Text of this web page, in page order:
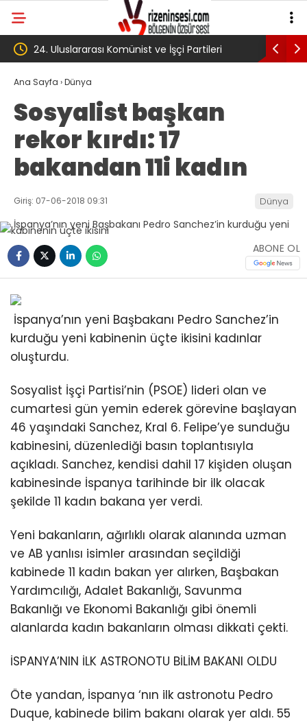
ve İşçi Partileri ‘Çerçeve yasa’ kanun teklifi Adalet
Ana Sayfa ›Dünya
Sosyalist başkan
rekor kırdı: 17
bakandan 11i kadın
Giriş: 07-06-2018 09:31 Dünya
ABONE OL
İspanya’nın yeni Başbakanı Pedro Sanchez’in
kurduğu yeni kabinenin üçte ikisini kadınlar
oluşturdu.
Sosyalist İşçi Partisi’nin (PSOE) lideri olan ve
cumartesi gün yemin ederek görevine başlayan
46 yaşındaki Sanchez, Kral 6. Felipe’ye sunduğu
kabinesini, düzenlediği basın toplantısıyla
açıkladı. Sanchez, kendisi dahil 17 kişiden oluşan
kabinesinde İspanya tarihinde bir ilk olacak
şekilde 11 kadın bakana yer verdi.
Yeni bakanların, ağırlıklı olarak alanında uzman
ve AB yanlısı isimler arasından seçildiği
kabinede 11 kadın bakan yer alırken, Başbakan
Yardımcılığı, Adalet Bakanlığı, Savunma
Bakanlığı ve Ekonomi Bakanlığı gibi önemli
alanlarda kadın bakanların olması dikkati çekti.
İSPANYA’NIN İLK ASTRONOTU BİLİM BAKANI OLDU
Öte yandan, İspanya ‘nın ilk astronotu Pedro
Duque, kabinede bilim bakanı olarak yer aldı. 55